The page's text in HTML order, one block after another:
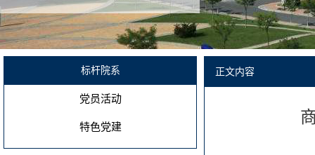
标杆院系
党员活动
特色党建
正文内容